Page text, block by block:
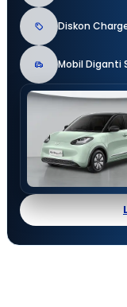
Diskon
Mobil Diganti